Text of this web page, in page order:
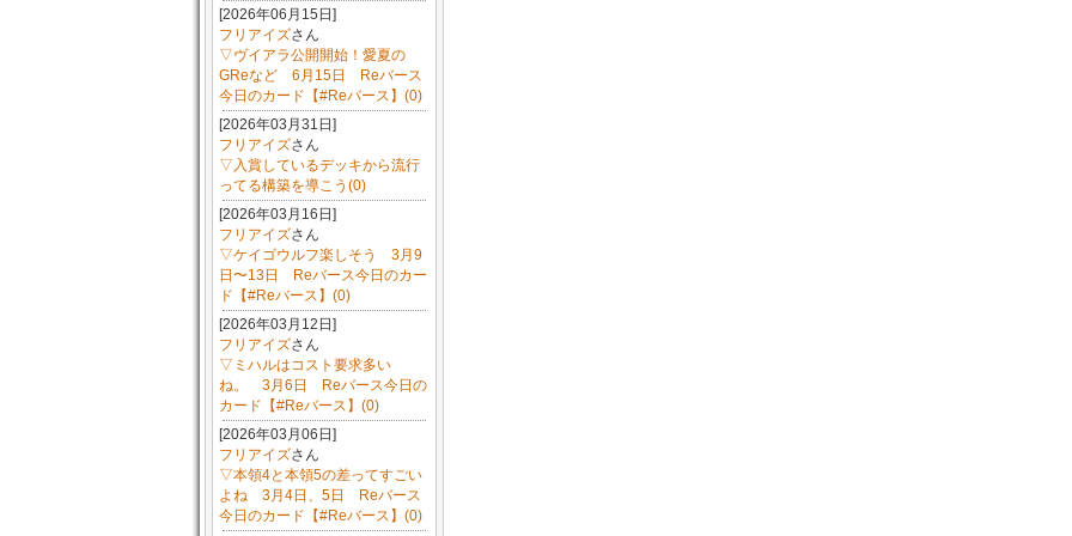
[2026年06月15日]
フリアイズさん
▽ヴイアラ公開開始！愛夏の
GReなど 6月15日 Reバース
今日のカード【#Reバース】(0)
[2026年03月31日]
フリアイズさん
▽入賞しているデッキから流行
ってる構築を導こう(0)
[2026年03月16日]
フリアイズさん
▽ケイゴウルフ楽しそう 3月9
日〜13日 Reバース今日のカー
ド【#Reバース】(0)
[2026年03月12日]
フリアイズさん
▽ミハルはコスト要求多い
ね。 3月6日 Reバース今日の
カード【#Reバース】(0)
[2026年03月06日]
フリアイズさん
▽本領4と本領5の差ってすごい
よね 3月4日、5日 Reバース
今日のカード【#Reバース】(0)